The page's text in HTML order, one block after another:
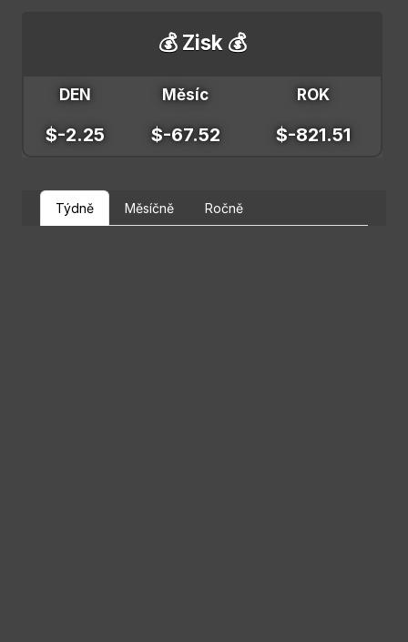
💰 Zisk 💰
DEN Měsíc ROK
$-2.25 $-67.52 $-821.51
Týdně Měsíčně Ročně